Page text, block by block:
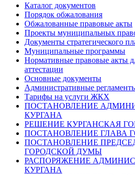
Каталог документов
Порядок обжалования
Обжалованные правовые акты
Проекты муниципальных
Документы стратегического
Муниципальные программы
Нормативные правовые акты
аттестации
Основные документы
Административные
Тарифы на услуги ЖКХ
ПОСТАНОВЛЕНИЕ
КУРГАНА
РЕШЕНИЕ КУРГАНСКАЯ
ПОСТАНОВЛЕНИЕ ГЛАВА
ПОСТАНОВЛЕНИЕ
ГОРОДСКОЙ ДУМЫ
РАСПОРЯЖЕНИЕ
КУРГАНА